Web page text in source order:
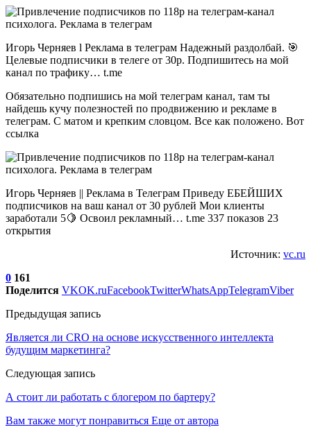
Игорь Черняев l Реклама в телеграм Надежный раздолбай. 🎯
Целевые подписчики в телеге от 30р. Подпишитесь на мой
канал по трафику… t.me
Обязательно подпишись на мой телеграм канал, там ты
найдешь кучу полезностей по продвижению и рекламе в
телеграм. С матом и крепким словцом. Все как положено. Вот
ссылка
Игорь Черняев || Реклама в Телеграм Приведу ЕБЕЙШИХ
подписчиков на ваш канал от 30 рублей Мои клиенты
заработали 5🍋 Освоил рекламный… t.me 337 показов 23
открытия
Источник: vc.ru
0 161
Поделится VKOK.ruFacebookTwitterWhatsAppTelegramViber
Предыдущая запись
Является ли CRO на основе искусственного интеллекта
будущим маркетинга?
Следующая запись
А стоит ли работать с блогером по бартеру?
Вам также могут понравиться Еще от автора